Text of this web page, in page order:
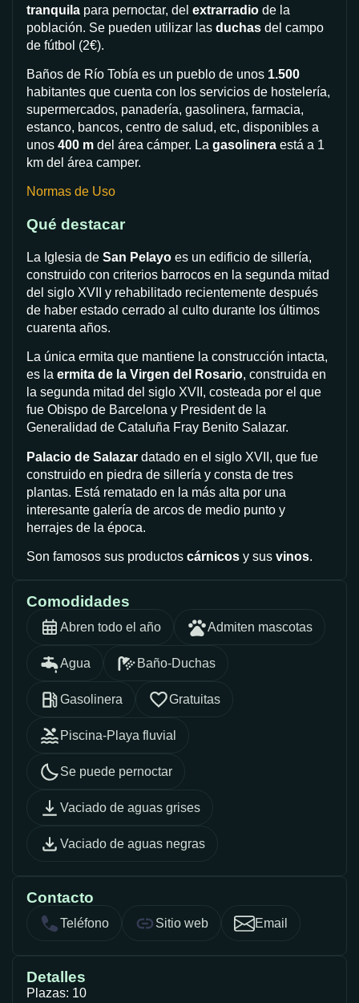
tranquila para pernoctar, del extrarradio de la
población. Se pueden utilizar las duchas del campo
de fútbol (2€).
Baños de Río Tobía es un pueblo de unos 1.500
habitantes que cuenta con los servicios de hostelería,
supermercados, panadería, gasolinera, farmacia,
estanco, bancos, centro de salud, etc, disponibles a
unos 400 m del área cámper. La gasolinera está a 1
km del área camper.
Normas de Uso
Qué destacar
La Iglesia de San Pelayo es un edificio de sillería,
construido con criterios barrocos en la segunda mitad
del siglo XVII y rehabilitado recientemente después
de haber estado cerrado al culto durante los últimos
cuarenta años.
La única ermita que mantiene la construcción intacta,
es la ermita de la Virgen del Rosario, construida en
la segunda mitad del siglo XVII, costeada por el que
fue Obispo de Barcelona y President de la
Generalidad de Cataluña Fray Benito Salazar.
Palacio de Salazar datado en el siglo XVII, que fue
construido en piedra de sillería y consta de tres
plantas. Está rematado en la más alta por una
interesante galería de arcos de medio punto y
herrajes de la época.
Son famosos sus productos cárnicos y sus vinos.
Comodidades
Abren todo el año Admiten mascotas
Agua Baño-Duchas
Gasolinera Gratuitas
Piscina-Playa fluvial
Se puede pernoctar
Vaciado de aguas grises
Vaciado de aguas negras
Contacto
Teléfono Sitio web Email
Detalles
Plazas: 10